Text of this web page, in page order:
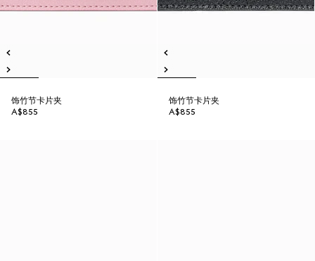
饰竹节卡片夹
A$855
饰竹节卡片夹
A$855